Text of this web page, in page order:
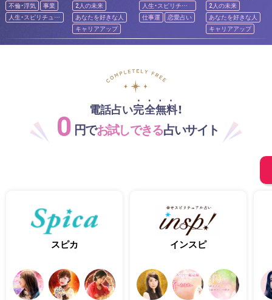
不倫・浮気
事業
人生・スピリチュア
ル
2人の未来
あなたを好きな人
キャリアアップ
人生・スピリチュ
アル
仕事運 恋愛占い
2人の未来
あなたを好きな人
キャリアアップ
電話占い完全無料！
0 円でお試しできる占いサイト
スピカ インスピ